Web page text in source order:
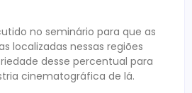
no seminário para que as
localizadas nessas regiões
desse percentual para
cinematográfica de lá.